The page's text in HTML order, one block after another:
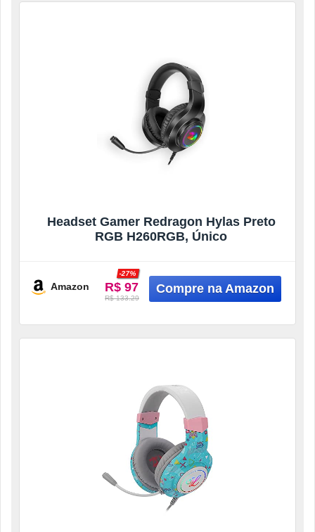
Headset Gamer Redragon Hylas Preto
RGB H260RGB, Único
Amazon R$ 97
-27%
R$ 133.29